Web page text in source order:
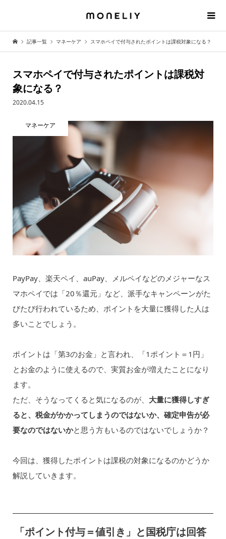
記事一覧 マネーケア スマホペイで付与されたポイントは課税対象になる？
スマホペイで付与されたポイントは課税対
象になる？
2020.04.15
マネーケア
PayPay、楽天ペイ、auPay、メルペイなどのメジャーなス
マホペイでは「20％還元」など、派手なキャンペーンがた
びたび行われているため、ポイントを大量に獲得した人は
多いことでしょう。
ポイントは「第3のお金」と言われ、「1ポイント＝1円」
とお金のように使えるので、実質お金が増えたことになり
ます。
ただ、そうなってくると気になるのが、 大量に獲得しすぎ
ると、税金がかかってしまうのではないか、確定申告が必
要なのではないかと思う方もいるのではないでしょうか？
今回は、獲得したポイントは課税の対象になるのかどうか
解説していきます。
「ポイント付与＝値引き」と国税庁は回答